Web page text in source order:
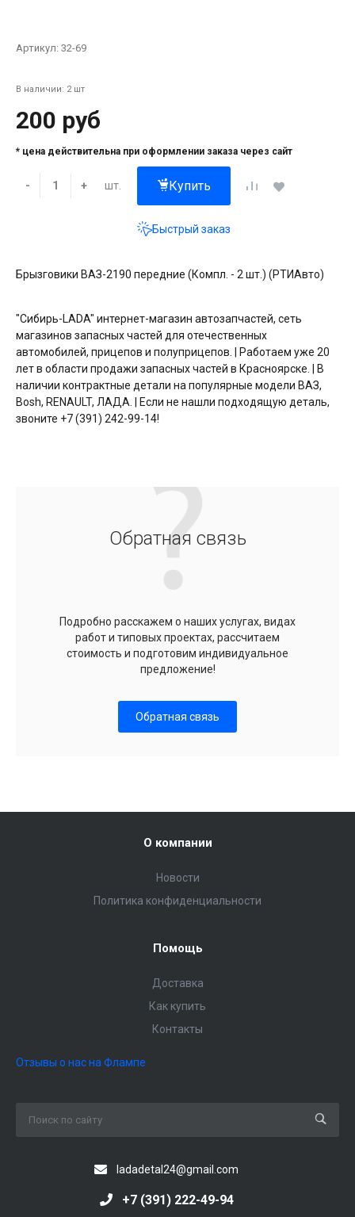
Артикул: 32-69
В наличии: 2 шт
200 руб
* цена действительна при оформлении заказа через сайт
- + шт. Купить
Быстрый заказ
Брызговики ВАЗ-2190 передние (Компл. - 2 шт.) (РТИАвто)
"Сибирь-LADA" интернет-магазин автозапчастей, сеть
магазинов запасных частей для отечественных
автомобилей, прицепов и полуприцепов. | Работаем уже 20
лет в области продажи запасных частей в Красноярске. | В
наличии контрактные детали на популярные модели ВАЗ,
Bosh, RENAULT, ЛАДА. | Если не нашли подходящую деталь,
звоните +7 (391) 242-99-14!
Обратная связь
Подробно расскажем о наших услугах, видах
работ и типовых проектах, рассчитаем
стоимость и подготовим индивидуальное
предложение!
Обратная связь
О компании
Новости
Политика конфиденциальности
Помощь
Доставка
Как купить
Контакты
Отзывы о нас на Флампе
ladadetal24@gmail.com
+7 (391) 222-49-94